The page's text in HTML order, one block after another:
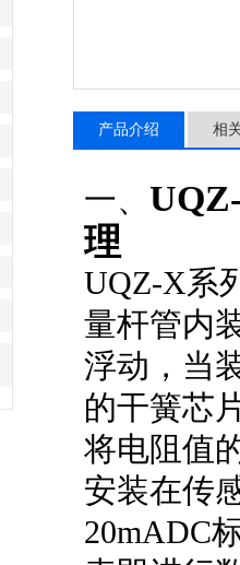
产品介绍 相
一、
理
UQZ-X系
量杆管内
浮动， 当
的干簧芯
将电阻值
安装在传
20mADC